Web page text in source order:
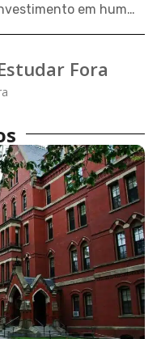
Investimento em humanas: por que ele é importante para a sociedade
Fora